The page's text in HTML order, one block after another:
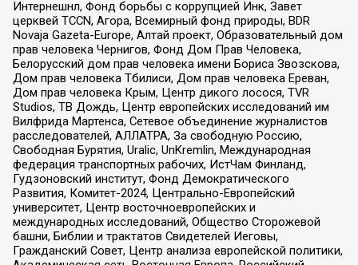
Интернешнл, Фонд борьбы с коррупцией Инк, Завет
церквей TCCN, Агора, Всемирный фонд природы, BDR
Novaja Gazeta-Europe, Алтай проект, Образовательный дом
прав человека Чернигов, Фонд Дом Прав Человека,
Белорусский дом прав человека имени Бориса Звозскова,
Дом прав человека Тбилиси, Дом прав человека Ереван,
Дом прав человека Крым, Центр дикого лосося, TVR
Studios, ТВ Дождь, Центр европейских исследований им
Вилфрида Мартенса, Сетевое объединение журналистов
расследователей, АЛЛАТРА, За свободную Россию,
Свободная Бурятия, Uralic, UnKremlin, Международная
федерация транспортных рабочих, ИстЧам Финланд,
Гудзоновский институт, Фонд Демократического
Развития, Комитет-2024, Центрально-Европейский
университет, Центр восточноевропейских и
международных исследований, Общество Сторожевой
башни, Библии и трактатов Свидетелей Иеговы,
Гражданский Совет, Центр анализа европейской политики,